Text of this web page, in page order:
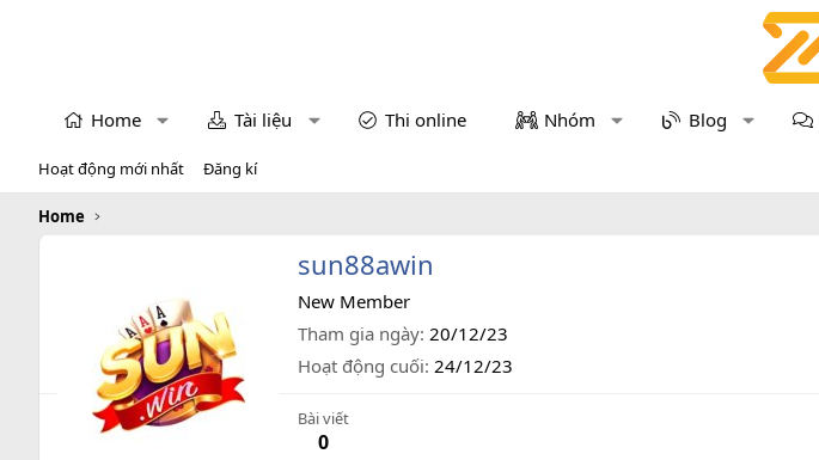
Home Tài liệu Thi online Nhóm Blog
Hoạt động mới nhất Đăng kí
Home
sun88awin
New Member
Tham gia ngày 20/12/23
Hoạt động cuối 24/12/23
Bài viết
0